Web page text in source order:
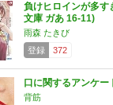
負けヒロインが多す
文庫 ガあ 16-11)
雨森 たきび
登録
372
口に関するアンケー
背筋